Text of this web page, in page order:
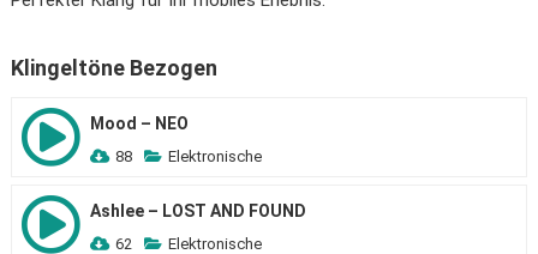
Klingeltöne Bezogen
Mood – NEO
88 Elektronische
Ashlee – LOST AND FOUND
62 Elektronische